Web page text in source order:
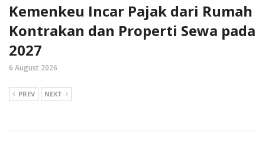
Kemenkeu Incar Pajak dari Rumah
Kontrakan dan Properti Sewa pada
2027
6 August 2026
PREV NEXT